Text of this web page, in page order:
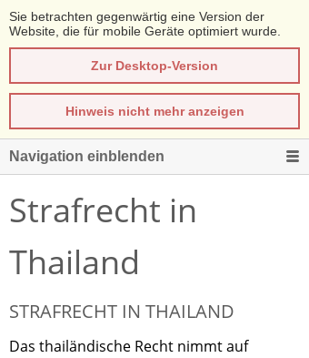
Sie betrachten gegenwärtig eine Version der
Website, die für mobile Geräte optimiert wurde.
Zur Desktop-Version
Hinweis nicht mehr anzeigen
Navigation einblenden
Strafrecht in
Thailand
STRAFRECHT IN THAILAND
Das thailändische Recht nimmt auf